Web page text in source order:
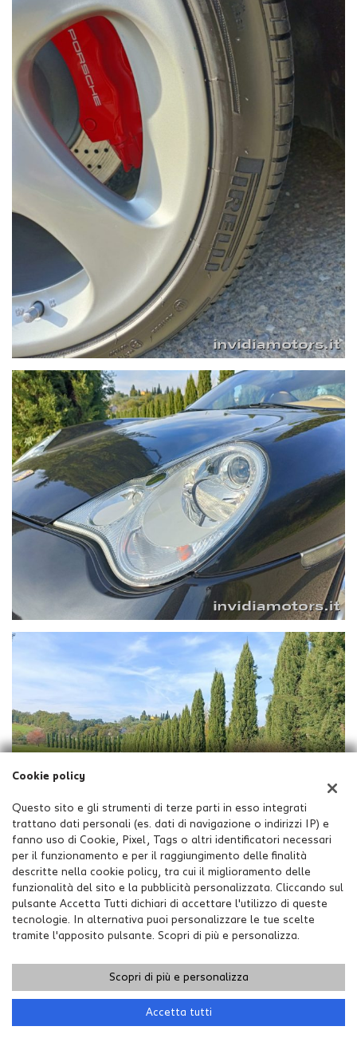
Cookie policy
Questo sito e gli strumenti di terze parti in esso integrati
trattano dati personali (es. dati di navigazione o indirizzi IP) e
fanno uso di Cookie, Pixel, Tags o altri identificatori necessari
per il funzionamento e per il raggiungimento delle finalità
descritte nella cookie policy, tra cui il miglioramento delle
funzionalità del sito e la pubblicità personalizzata. Cliccando sul
pulsante Accetta Tutti dichiari di accettare l'utilizzo di queste
tecnologie. In alternativa puoi personalizzare le tue scelte
tramite l'apposito pulsante. Scopri di più e personalizza.
Scopri di più e personalizza
Accetta tutti